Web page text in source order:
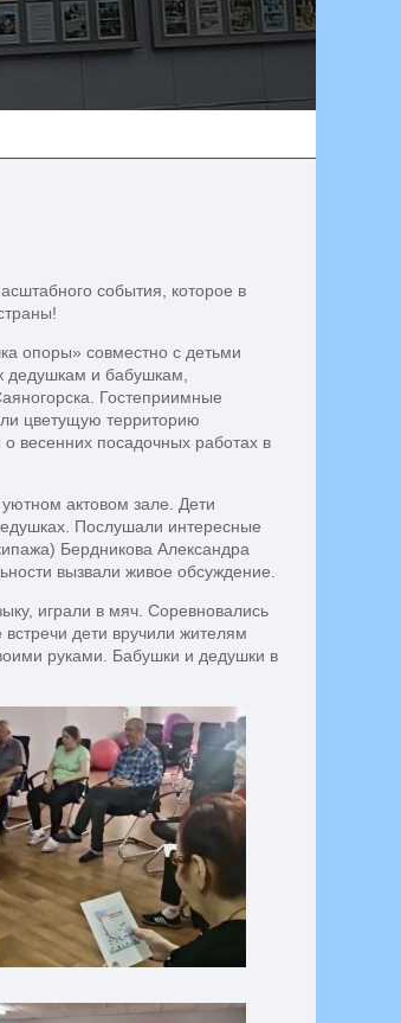
события, которое в
опоры» совместно с детьми
дедушкам и бабушкам,
Гостеприимные
цветущую территорию
о весенних посадочных работах в
актовом зале. Дети
Послушали интересные
Бердникова Александра
вызвали живое обсуждение.
играли в мяч. Соревновались
дети вручили жителям
руками. Бабушки и дедушки в